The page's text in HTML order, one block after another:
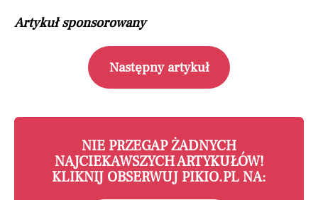
Artykuł sponsorowany
Następny artykuł
NIE PRZEGAP ŻADNYCH
NAJCIEKAWSZYCH ARTYKUŁÓW!
KLIKNIJ OBSERWUJ PIKIO.PL NA: